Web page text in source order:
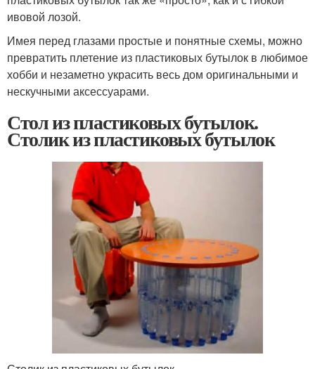
ивовой лозой.
Имея перед глазами простые и понятные схемы, можно
превратить плетение из пластиковых бутылок в любимое
хобби и незаметно украсить весь дом оригинальными и
нескучными аксессуарами.
Стол из пластиковых бутылок.
Столик из пластиковых бутылок